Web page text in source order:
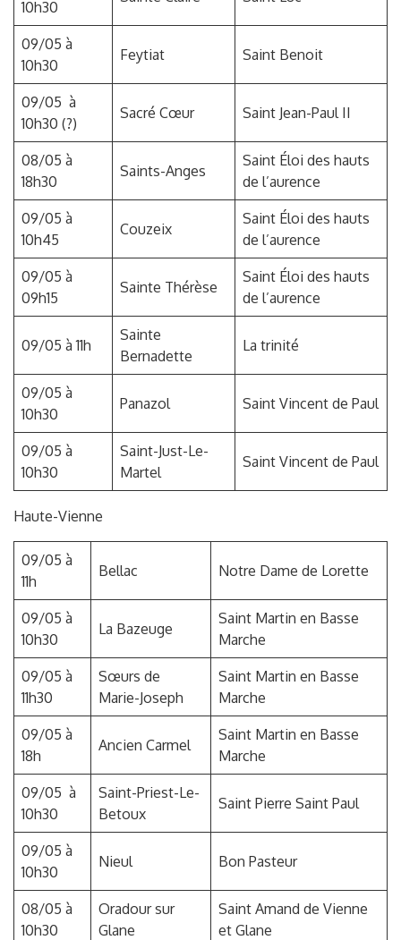
10h30
09/05 à
10h30
Feytiat Saint Benoit
09/05 à
10h30 (?)
Sacré Cœur Saint Jean-Paul II
08/05 à
18h30
Saints-Anges
Saint Éloi des hauts
de l’aurence
09/05 à
10h45
Couzeix
Saint Éloi des hauts
de l’aurence
09/05 à
09h15
Sainte Thérèse
Saint Éloi des hauts
de l’aurence
09/05 à 11h
Sainte
Bernadette
La trinité
09/05 à
10h30
Panazol Saint Vincent de Paul
09/05 à
10h30
Saint-Just-Le-
Martel
Saint Vincent de Paul
Haute-Vienne
09/05 à
11h
Bellac Notre Dame de Lorette
09/05 à
10h30
La Bazeuge
Saint Martin en Basse
Marche
09/05 à
11h30
Sœurs de
Marie-Joseph
Saint Martin en Basse
Marche
09/05 à
18h
Ancien Carmel
Saint Martin en Basse
Marche
09/05 à
10h30
Saint-Priest-Le-
Betoux
Saint Pierre Saint Paul
09/05 à
10h30
Nieul Bon Pasteur
08/05 à
10h30
Oradour sur
Glane
Saint Amand de Vienne
et Glane